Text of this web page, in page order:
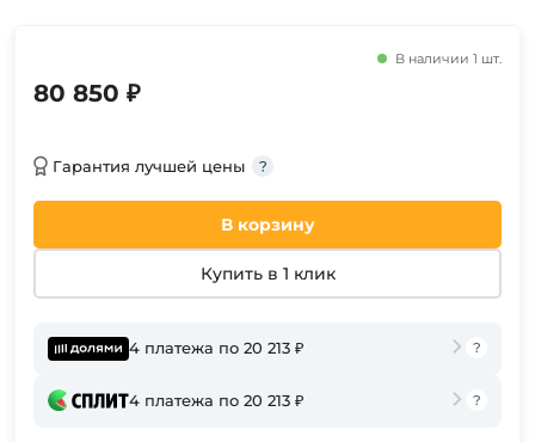
В наличии 1 шт.
80 850 ₽
Гарантия лучшей цены
В корзину
Купить в 1 клик
4 платежа по 20 213 ₽
4 платежа по 20 213 ₽